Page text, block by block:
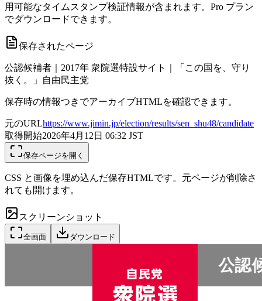
用可能なタイムスタンプ検証情報が含まれます。Pro プラン
でダウンロードできます。
保存されたページ
公認候補者｜2017年 衆院選特設サイト｜「この国を、守り
抜く。」自由民主党
保存時の情報つきでアーカイブHTMLを確認できます。
元のURLhttps://www.jimin.jp/election/results/sen_shu48/candidate
取得開始2026年4月12日 06:32 JST
保存ページを開く
CSS と画像を埋め込んだ保存HTMLです。元ページが削除さ
れても開けます。
スクリーンショット
全画面 ダウンロード